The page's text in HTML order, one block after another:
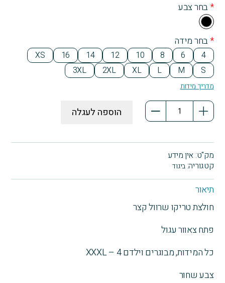
*בחר צבע
Bla
ck
*בחר מידה
4
6
8
10
12
14
16
XS
S
M
L
XL
2XL
3XL
מדריך מידות
כמות
לדבר,
חולצת
טריקו
הוספה לעגלה
תיאור
חולצת טריקו שרוול קצר
פתח צאוור עגול
כל המידות, מבוגרים וילדם 4 – XXXL
צבע שחור
מק"ט: אין מידע
קטגוריה: ביגוד